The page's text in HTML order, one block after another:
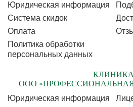
Юридическая информация
Cистема скидок
Оплата
Политика обработки
персональных данных
КЛИНИКА
ООО
Юридическая информация